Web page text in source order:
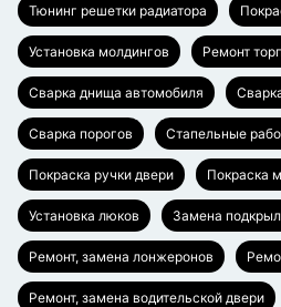
Тюнинг решетки радиатора
Установка молдингов Ремонт
Сварка днища автомобиля
Сварка порогов Стапельные
Покраска ручки двери Покраска
Установка люков Замена
Ремонт, замена лонжеронов
Ремонт, замена водительской двери